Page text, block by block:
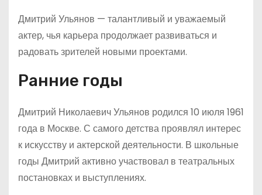
Дмитрий Ульянов — талантливый и уважаемый
актер, чья карьера продолжает развиваться и
радовать зрителей новыми проектами.
Ранние годы
Дмитрий Николаевич Ульянов родился 10 июля 1961
года в Москве. С самого детства проявлял интерес
к искусству и актерской деятельности. В школьные
годы Дмитрий активно участвовал в театральных
постановках и выступлениях.